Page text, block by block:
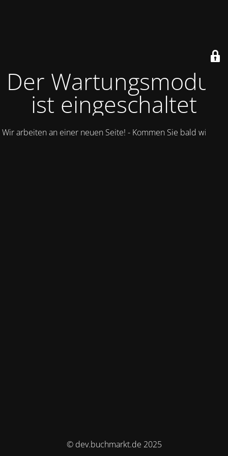
Der Wartungsmodus
ist eingeschaltet
Wir arbeiten an einer neuen Seite! - Kommen Sie bald wieder.
© dev.buchmarkt.de 2025